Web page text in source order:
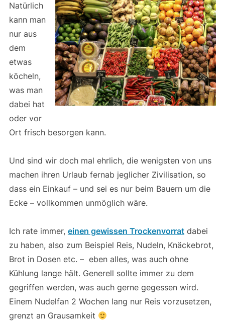
Natürlich
kann man
nur aus
dem
etwas
köcheln,
was man
dabei hat
oder vor
Ort frisch besorgen kann.
Und sind wir doch mal ehrlich, die wenigsten von uns
machen ihren Urlaub fernab jeglicher Zivilisation, so
dass ein Einkauf – und sei es nur beim Bauern um die
Ecke – vollkommen unmöglich wäre.
Ich rate immer, einen gewissen Trockenvorratdabei
zu haben, also zum Beispiel Reis, Nudeln, Knäckebrot,
Brot in Dosen etc. – eben alles, was auch ohne
Kühlung lange hält. Generell sollte immer zu dem
gegriffen werden, was auch gerne gegessen wird.
Einem Nudelfan 2 Wochen lang nur Reis vorzusetzen,
grenzt an Grausamkeit